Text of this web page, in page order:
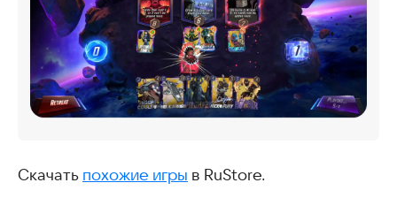
Скачать похожие игры в RuStore.